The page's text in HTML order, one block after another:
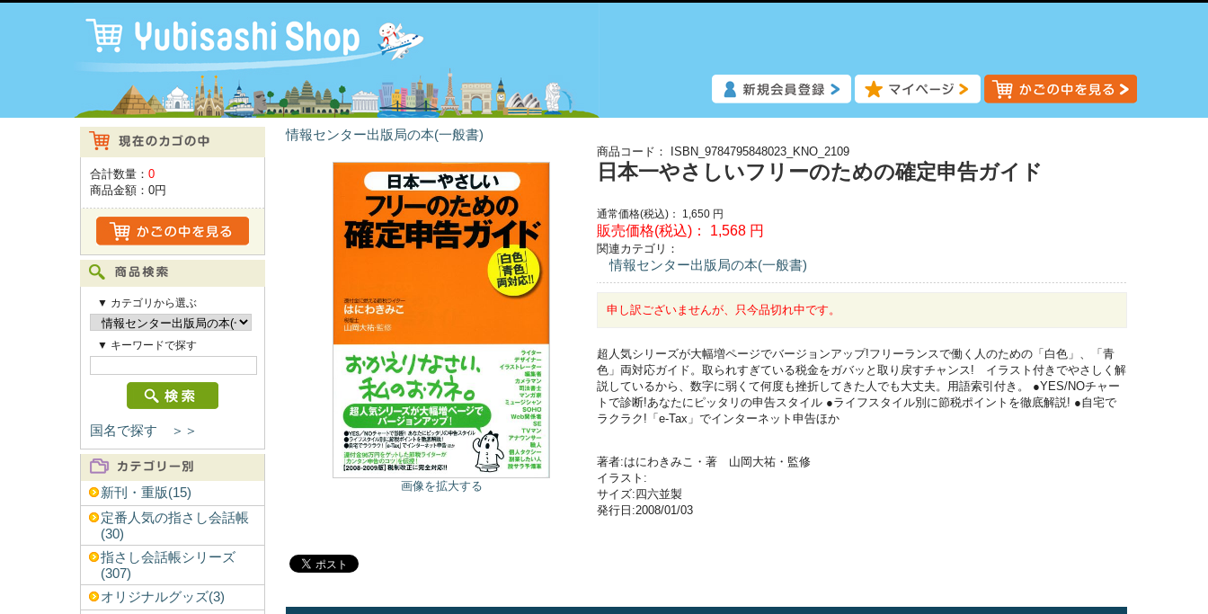
合計数量： 0
商品金額： 0円
▼ カテゴリから選ぶ
▼ キーワードで探す
国名で探す ＞＞
新刊・重版(15)
定番人気の指さし会話帳
(30)
指さし会話帳シリーズ
(307)
オリジナルグッズ(3)
情報センター出版局の本(一般書)
画像を拡大する
商品コード： ISBN_9784795848023_KNO_2109
日本一やさしいフリーのための確定申告ガイド
通常価格(税込)： 1,650 円
販売価格(税込)： 1,568 円
関連カテゴリ：
情報センター出版局の本(一般書)
申し訳ございませんが、只今品切れ中です。
超人気シリーズが大幅増ページでバージョンアップ!フリーランスで働く人のための「白色」、「青
色」両対応ガイド。取られすぎている税金をガバッと取り戻すチャンス! イラスト付きでやさしく解
説しているから、数字に弱くて何度も挫折してきた人でも大丈夫。用語索引付き。 ●YES/NOチャー
トで診断!あなたにピッタリの申告スタイル ●ライフスタイル別に節税ポイントを徹底解説! ●自宅で
ラクラク!「e-Tax」でインターネット申告ほか
著者:はにわきみこ・著 山岡大祐・監修
イラスト:
サイズ:四六並製
発行日:2008/01/03